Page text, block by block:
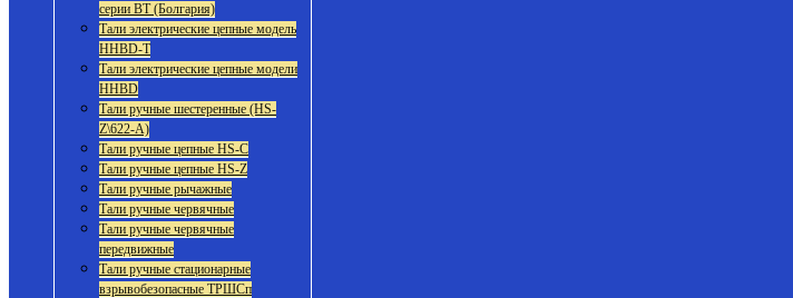
серии ВТ (Болгария)
Тали электрические цепные модель
HHBD-T
Тали электрические цепные модели
HHBD
Тали ручные шестеренные (HS-
Z\622-A)
Тали ручные цепные HS-C
Тали ручные цепные HS-Z
Тали ручные рычажные
Тали ручные червячные
Тали ручные червячные
передвижные
Тали ручные стационарные
взрывобезопасные ТРШСп